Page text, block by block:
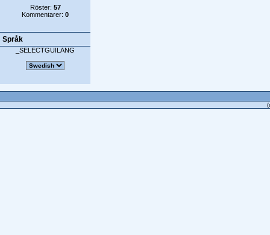
Röster: 57
Kommentarer: 0
Språk
_SELECTGUILANG